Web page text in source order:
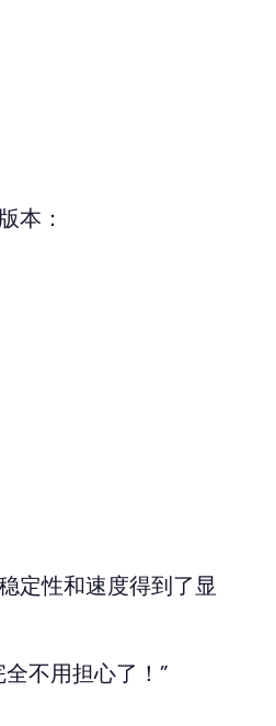
本：
定性和速度得到了显
不用担心了！”